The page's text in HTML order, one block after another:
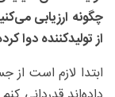
چگونه ارزیابی
از تولید‌کننده دوا
ابتدا لازم است